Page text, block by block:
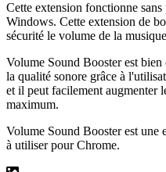
Cette extension fonctionne
Windows. Cette extension de
sécurité le volume de la
Volume Sound Booster est
la qualité sonore grâce à
et il peut facilement augmenter
maximum.
Volume Sound Booster est une
à utiliser pour Chrome.